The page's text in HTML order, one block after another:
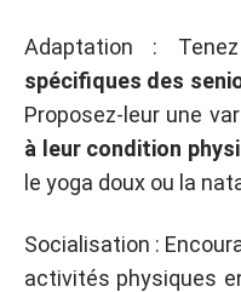
Adaptation :
spécifiques des
Proposez-leur une
à leur condition
le yoga doux ou la
Socialisation :
activités physiques